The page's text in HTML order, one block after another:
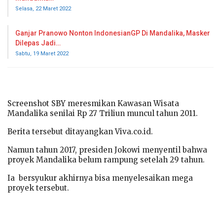
Selasa, 22 Maret 2022
Ganjar Pranowo Nonton IndonesianGP Di Mandalika, Masker
Dilepas Jadi…
Sabtu, 19 Maret 2022
Screenshot SBY meresmikan Kawasan Wisata
Mandalika senilai Rp 27 Triliun muncul tahun 2011.
Berita tersebut ditayangkan Viva.co.id.
Namun tahun 2017, presiden Jokowi menyentil bahwa
proyek Mandalika belum rampung setelah 29 tahun.
Ia bersyukur akhirnya bisa menyelesaikan mega
proyek tersebut.